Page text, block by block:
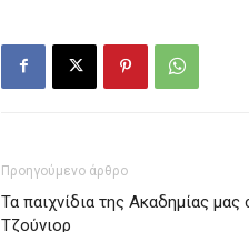
Προηγούμενο άρθρο
Τα παιχνίδια της Ακαδημίας μας
Τζούνιορ